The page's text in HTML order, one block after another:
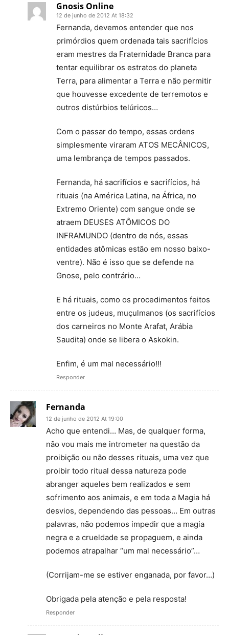
Gnosis Online
12 de junho de 2012 At 18:32
Fernanda, devemos entender que nos
primórdios quem ordenada tais sacrifícios
eram mestres da Fraternidade Branca para
tentar equilibrar os estratos do planeta
Terra, para alimentar a Terra e não permitir
que houvesse excedente de terremotos e
outros distúrbios telúricos…
Com o passar do tempo, essas ordens
simplesmente viraram ATOS MECÂNICOS,
uma lembrança de tempos passados.
Fernanda, há sacrifícios e sacrifícios, há
rituais (na América Latina, na África, no
Extremo Oriente) com sangue onde se
atraem DEUSES ATÔMICOS DO
INFRAMUNDO (dentro de nós, essas
entidades atômicas estão em nosso baixo-
ventre). Não é isso que se defende na
Gnose, pelo contrário…
E há rituais, como os procedimentos feitos
entre os judeus, muçulmanos (os sacrifícios
dos carneiros no Monte Arafat, Arábia
Saudita) onde se libera o Askokin.
Enfim, é um mal necessário!!!
Responder
Fernanda
12 de junho de 2012 At 19:00
Acho que entendi… Mas, de qualquer forma,
não vou mais me intrometer na questão da
proibição ou não desses rituais, uma vez que
proibir todo ritual dessa natureza pode
abranger aqueles bem realizados e sem
sofrimento aos animais, e em toda a Magia há
desvios, dependendo das pessoas… Em outras
palavras, não podemos impedir que a magia
negra e a crueldade se propaguem, e ainda
podemos atrapalhar “um mal necessário”…
(Corrijam-me se estiver enganada, por favor…)
Obrigada pela atenção e pela resposta!
Responder